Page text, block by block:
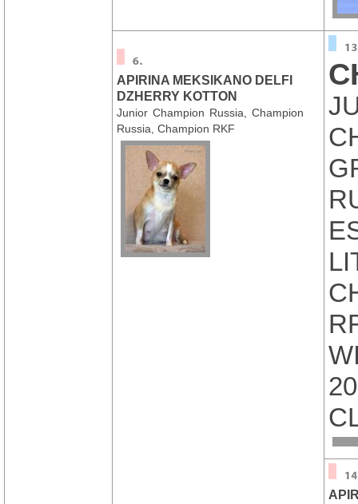
APIRINA MEKSIKANO DELFI
DZHERRY KOTTON
Junior Champion Russia, Champion
Russia, Champion RKF